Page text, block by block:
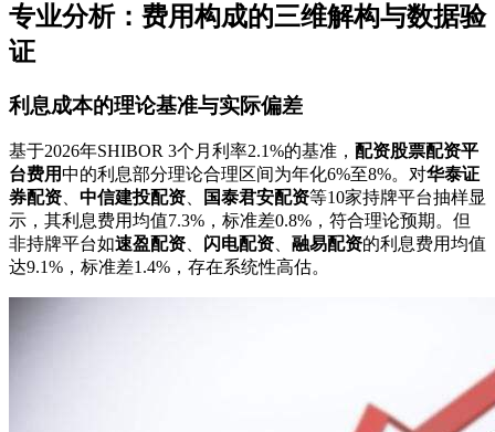
专业分析：费用构成的三维解构与数据验
证
利息成本的理论基准与实际偏差
基于2026年SHIBOR 3个月利率2.1%的基准， 配资股票配资平
台费用中的利息部分理论合理区间为年化6%至8%。对华泰证
券配资
中信建投配资 国泰君安配资等10家持牌平台抽样显
示，其利息费用均值7.3%，标准差0.8%，符合理论预期。但
非持牌平台如速盈配资 闪电配资 融易配资的利息费用均值
达9.1%，标准差1.4%，存在系统性高估。